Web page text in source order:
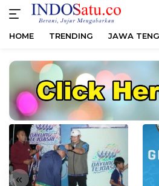
konten
HOME TRENDING JAWA
«